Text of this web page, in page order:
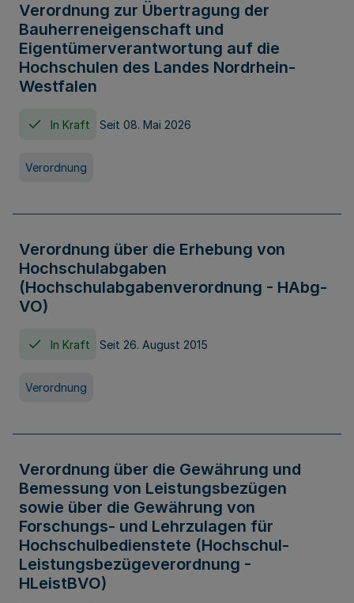
Verordnung zur Übertragung der
Bauherreneigenschaft und
Eigentümerverantwortung auf die
Hochschulen des Landes Nordrhein-
Westfalen
In Kraft Seit 08. Mai 2026
Verordnung
Verordnung über die Erhebung von
Hochschulabgaben
(Hochschulabgabenverordnung - HAbg-
VO)
In Kraft Seit 26. August 2015
Verordnung
Verordnung über die Gewährung und
Bemessung von Leistungsbezügen
sowie über die Gewährung von
Forschungs- und Lehrzulagen für
Hochschulbedienstete (Hochschul-
Leistungsbezügeverordnung -
HLeistBVO)